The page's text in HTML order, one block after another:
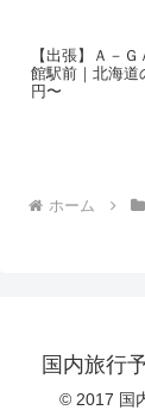
【出張】Ａ－
館駅前｜北海道
円〜
ホーム
国内旅行
© 2017 国